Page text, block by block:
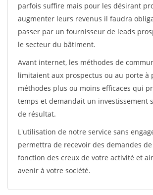
parfois suffire mais pour les désirant
augmenter leurs revenus il faudra
passer par un fournisseur de leads
le secteur du bâtiment.
Avant internet, les méthodes de
limitaient aux prospectus ou au porte à
méthodes plus ou moins efficaces qui
temps et demandait un investissement
de résultat.
L'utilisation de notre service sans
permettra de recevoir des demandes
fonction des creux de votre activité et
avenir à votre société.